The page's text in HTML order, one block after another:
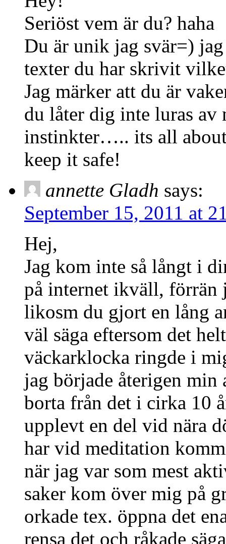
Seriöst vem är du? haha
Du är unik jag svär=)
texter du har skrivit
Jag märker att du är
du låter dig inte luras
instinkter….. its all about
keep it safe!
annette Gladh says:
September 15, 2011 at
Hej,
Jag kom inte så långt i
på internet ikväll, förrän
likosm du gjort en lång
väl säga eftersom det
väckarklocka ringde i
jag började återigen min
borta från det i cirka 10
upplevt en del vid nära
har vid meditation
när jag var som mest
saker kom över mig på
orkade tex. öppna det
rensa det och råkade